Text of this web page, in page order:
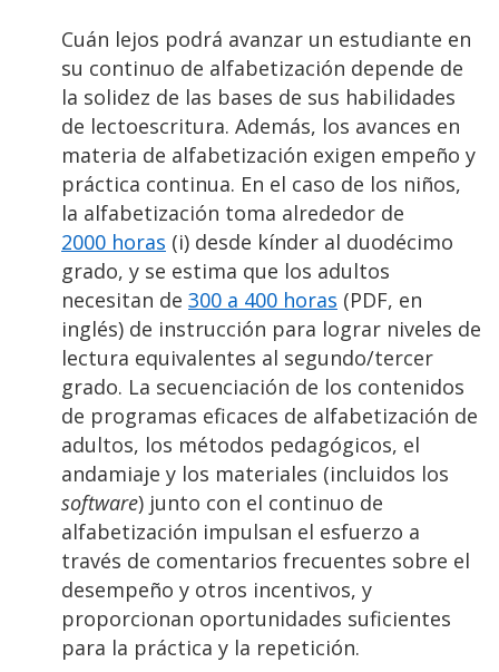
Cuán lejos podrá avanzar un estudiante en
su continuo de alfabetización depende de
la solidez de las bases de sus habilidades
de lectoescritura. Además, los avances en
materia de alfabetización exigen empeño y
práctica continua. En el caso de los niños,
la alfabetización toma alrededor de
2000 horas (i) desde kínder al duodécimo
grado, y se estima que los adultos
necesitan de 300 a 400 horas (PDF, en
inglés) de instrucción para lograr niveles de
lectura equivalentes al segundo/tercer
grado. La secuenciación de los contenidos
de programas eficaces de alfabetización de
adultos, los métodos pedagógicos, el
andamiaje y los materiales (incluidos los
software) junto con el continuo de
alfabetización impulsan el esfuerzo a
través de comentarios frecuentes sobre el
desempeño y otros incentivos, y
proporcionan oportunidades suficientes
para la práctica y la repetición.